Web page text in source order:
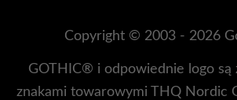
Copyright © 2003 - 2026
GOTHIC® i odpowiednie logo są
znakami towarowymi THQ Nordic